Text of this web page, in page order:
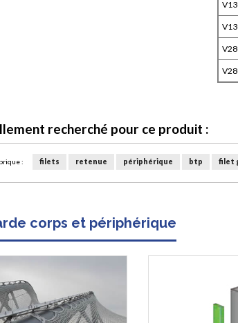
recherché pour ce produit :
: filets retenue périphérique btp filet
corps et périphérique